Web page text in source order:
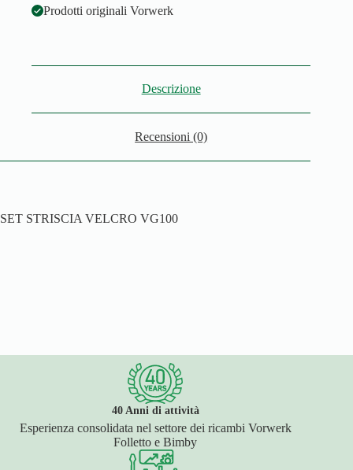
Prodotti originali Vorwerk
Descrizione
Recensioni (0)
SET STRISCIA VELCRO VG100
40 Anni di attività
Esperienza consolidata nel settore dei ricambi Vorwerk
Folletto e Bimby